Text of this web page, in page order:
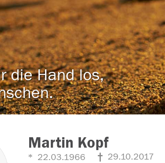
die Hand los,
Martin Kopf
22.03.1966 29.10.2017